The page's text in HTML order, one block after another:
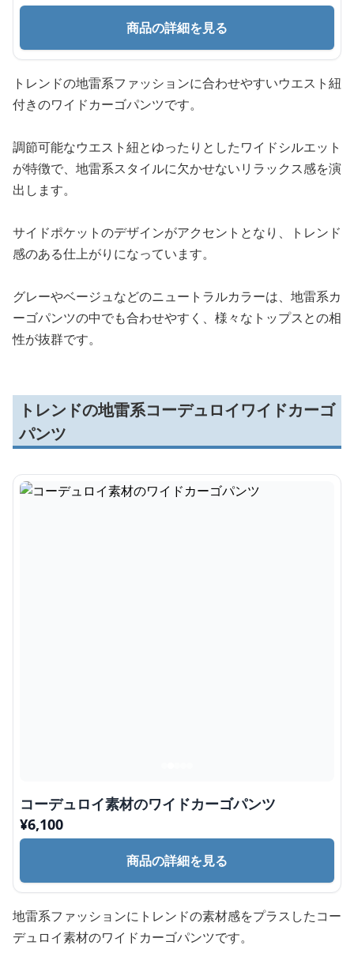
商品の詳細を見る
トレンドの地雷系ファッションに合わせやすいウエスト紐
付きのワイドカーゴパンツです。
調節可能なウエスト紐とゆったりとしたワイドシルエット
が特徴で、地雷系スタイルに欠かせないリラックス感を演
出します。
サイドポケットのデザインがアクセントとなり、トレンド
感のある仕上がりになっています。
グレーやベージュなどのニュートラルカラーは、地雷系カ
ーゴパンツの中でも合わせやすく、様々なトップスとの相
性が抜群です。
トレンドの地雷系コーデュロイワイドカーゴ
パンツ
コーデュロイ素材のワイドカーゴパンツ
¥6,100
商品の詳細を見る
地雷系ファッションにトレンドの素材感をプラスしたコー
デュロイ素材のワイドカーゴパンツです。